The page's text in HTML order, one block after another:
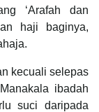
‘Arafah dan
haji baginya,
kecuali selepas
ibadah
suci daripada